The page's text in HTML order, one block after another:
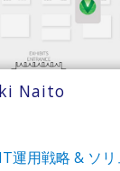
Naito
運用戦略 & ソ